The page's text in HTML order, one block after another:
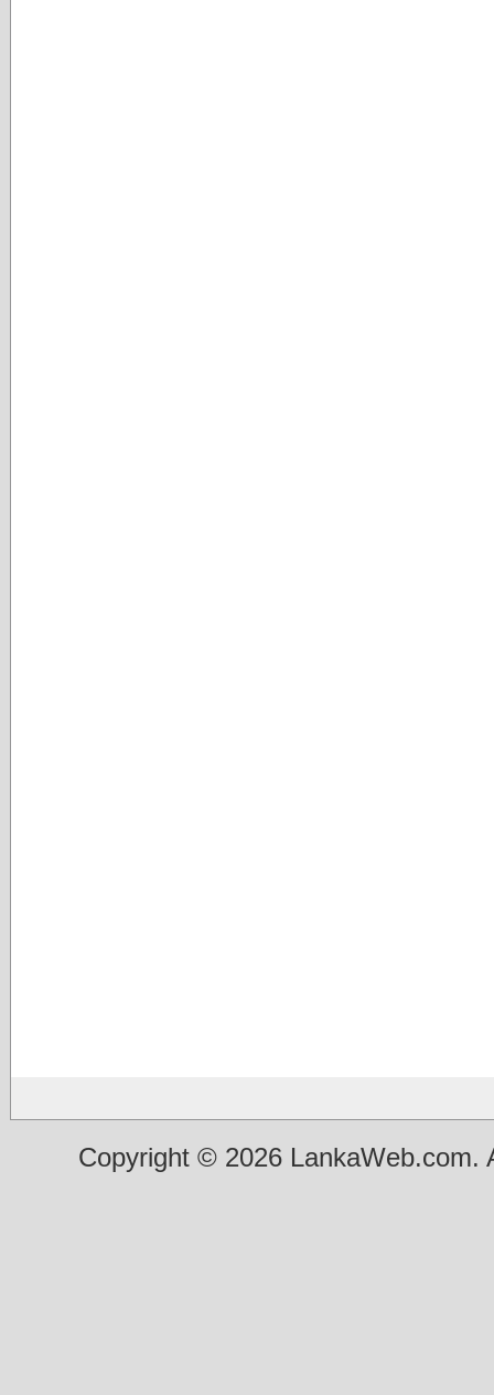
Copyright © 2026 LankaWeb.com.